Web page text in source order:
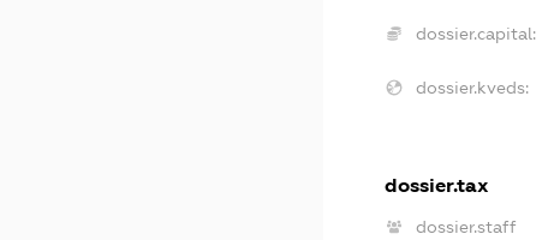
dossier.capital:
dossier.kveds:
dossier.tax
dossier.staff